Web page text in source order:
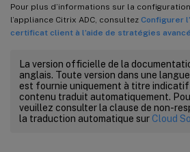
Pour plus d’informations sur la
l’appliance Citrix ADC, consultez Configurer
certificat client à l’aide de stratégies
La version officielle de la
anglais. Toute version dans une
est fournie uniquement à titre
contenu traduit automatiquement.
veuillez consulter la clause de non-
la traduction automatique sur Cloud